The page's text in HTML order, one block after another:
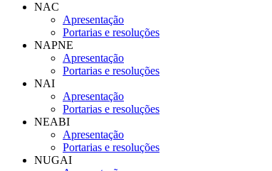
NAC
Apresentação
Portarias e resoluções
NAPNE
Apresentação
Portarias e resoluções
NAI
Apresentação
Portarias e resoluções
NEABI
Apresentação
Portarias e resoluções
NUGAI